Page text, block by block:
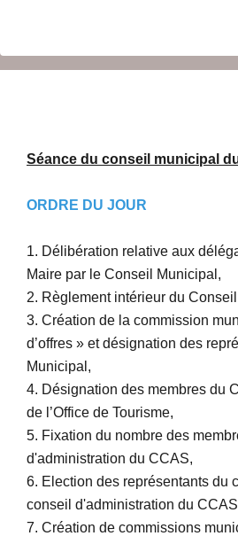
Séance du conseil municipal
ORDRE DU JOUR
1. Délibération relative aux
Maire par le Conseil Municipal,
2. Règlement intérieur du
3. Création de la commission
d’offres » et désignation des
Municipal,
4. Désignation des membres du
de l’Office de Tourisme,
5. Fixation du nombre des
d'administration du CCAS,
6. Election des représentants du
conseil d'administration du
7. Création de commissions